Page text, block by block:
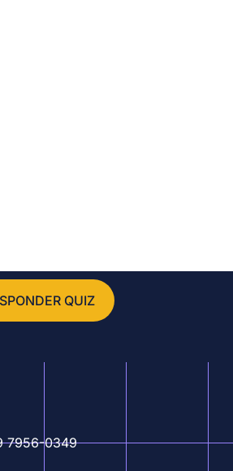
QUIZ
7956-0349